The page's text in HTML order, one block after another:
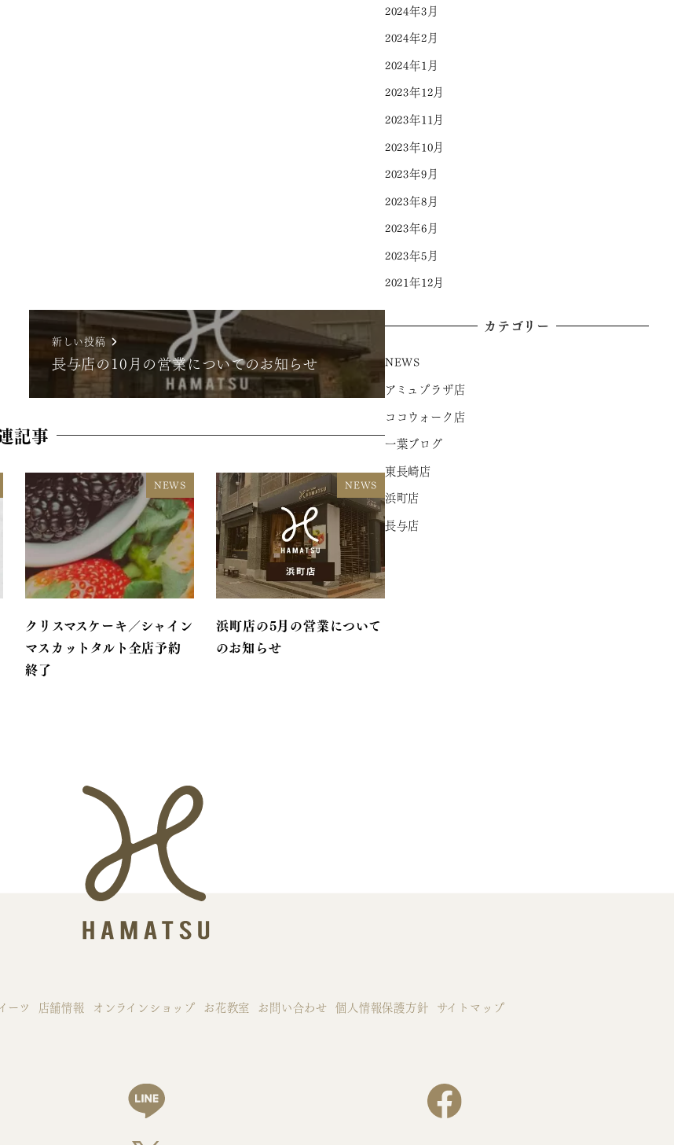
新しい投稿
長与店の10月の営業についてのお知らせ
記事
NEWS
クリスマスケーキ／シャイン
マスカットタルト全店予約
終了
NEWS
浜町店の5月の営業について
のお知らせ
2024年3月
2024年2月
2024年1月
2023年12月
2023年11月
2023年10月
2023年9月
2023年8月
2023年6月
2023年5月
2021年12月
カテゴリー
NEWS
アミュプラザ店
ココウォーク店
一葉ブログ
東長崎店
浜町店
長与店
ーツ 店舗情報 オンラインショップ お花教室 お問い合わせ 個人情報保護方針 サイトマップ